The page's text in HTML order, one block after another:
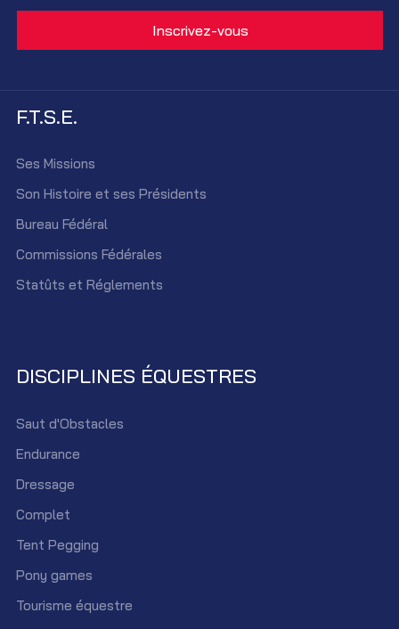
F.T.S.E.
Ses Missions
Son Histoire et ses Présidents
Bureau Fédéral
Commissions Fédérales
Statûts et Réglements
DISCIPLINES ÉQUESTRES
Saut d'Obstacles
Endurance
Dressage
Complet
Tent Pegging
Pony games
Tourisme équestre